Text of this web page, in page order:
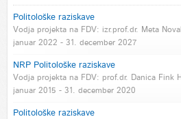
Politološke raziskave
Vodja projekta na FDV: izr.prof.dr. Meta
januar 2022 - 31. december 2027
NRP Politološke raziskave
Vodja projekta na FDV: prof.dr. Danica Fink
januar 2015 - 31. december 2020
Politološke raziskave